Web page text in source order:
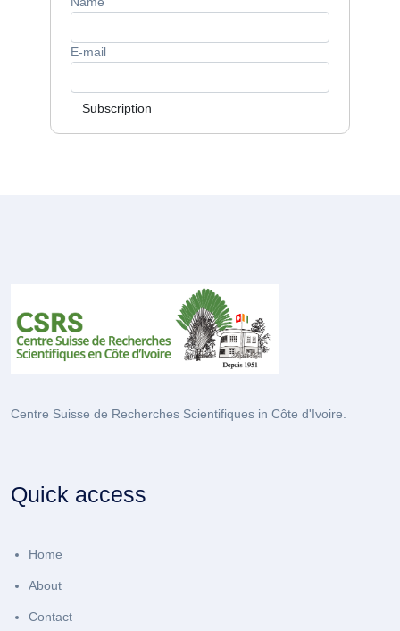
E-mail
Subscription
Centre Suisse de Recherches Scientifiques in Côte d'Ivoire.
Quick access
Home
About
Contact